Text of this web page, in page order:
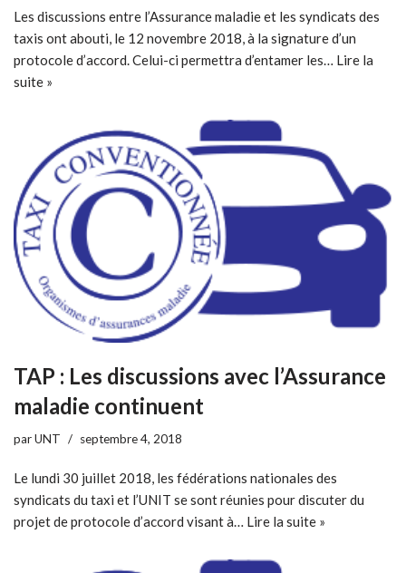
Les discussions entre l’Assurance maladie et les syndicats des
taxis ont abouti, le 12 novembre 2018, à la signature d’un
protocole d’accord. Celui-ci permettra d’entamer les… Lire la
suite »
TAP : Les discussions avec l’Assurance
maladie continuent
parUNT septembre 4, 2018
Le lundi 30 juillet 2018, les fédérations nationales des
syndicats du taxi et l’UNIT se sont réunies pour discuter du
projet de protocole d’accord visant à… Lire la suite »